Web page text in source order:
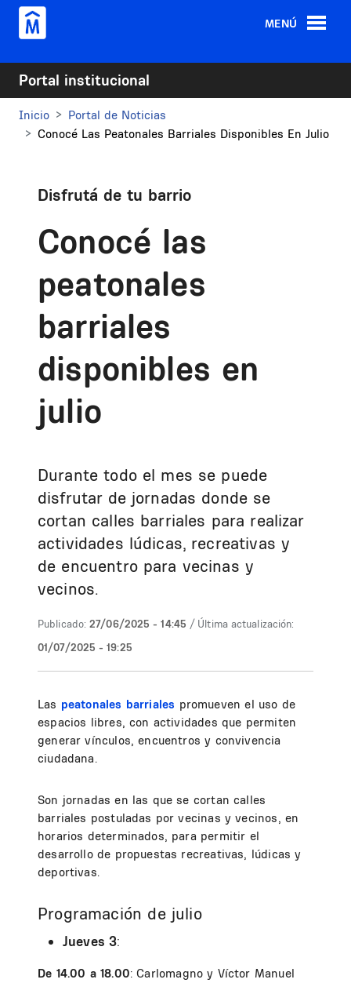
Pasar al contenido principal
MENÚ
Portal institucional
Inicio
Portal de Noticias
Conocé Las Peatonales Barriales Disponibles En Julio
Disfrutá de tu barrio
Conocé las
peatonales
barriales
disponibles en
julio
Durante todo el mes se puede
disfrutar de jornadas donde se
cortan calles barriales para realizar
actividades lúdicas, recreativas y
de encuentro para vecinas y
vecinos.
Publicado: 27/06/2025 - 14:45 / Última actualización:
01/07/2025 - 19:25
Las peatonales barriales promueven el uso de
espacios libres, con actividades que permiten
generar vínculos, encuentros y convivencia
ciudadana.
Son jornadas en las que se cortan calles
barriales postuladas por vecinas y vecinos, en
horarios determinados, para permitir el
desarrollo de propuestas recreativas, lúdicas y
deportivas.
Programación de julio
Jueves 3:
De 14.00 a 18.00: Carlomagno y Víctor Manuel